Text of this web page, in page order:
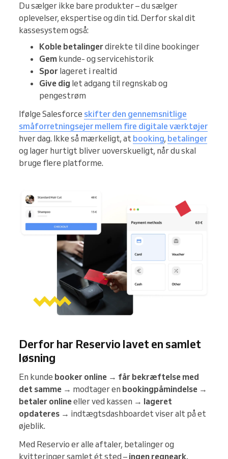
Du sælger ikke bare produkter – du sælger
oplevelser, ekspertise og din tid. Derfor skal dit
kassesystem også:
Koble betalingerdirekte til dine bookinger
Gem kunde- og servicehistorik
Spor lageret i realtid
Give dig let adgang til regnskab og
pengestrøm
Ifølge Salesforce skifter den gennemsnitlige
småforretningsejer mellem fire digitale værktøjer
hver dag. Ikke så mærkeligt, at booking, betalinger
og lager hurtigt bliver uoverskueligt, når du skal
bruge flere platforme.
Derfor har Reservio lavet en samlet
løsning
En kunde booker online → får bekræftelse med
det samme → modtager en bookingpåmindelse →
betaler onlineeller ved kassen → lageret
opdateres → indtægtsdashboardet viser alt på et
øjeblik.
Med Reservio er alle aftaler, betalinger og
kvitteringer samlet ét sted – ingen regneark,